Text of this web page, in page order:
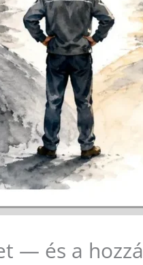
— és a